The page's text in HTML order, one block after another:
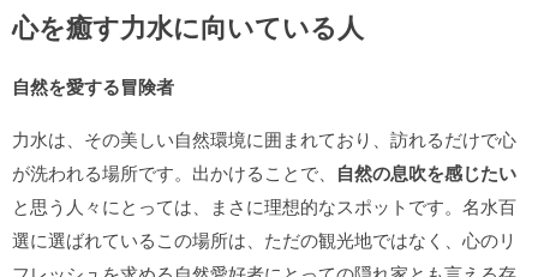
心を癒す力水に向いている人
自然を愛する冒険者
力水は、その美しい自然環境に囲まれており、訪れるだけで心
が洗われる場所です。出かけることで、 自然の息吹を感じたい
と思う人々にとっては、まさに理想的なスポットです。名水百
選に選ばれているこの場所は、ただの観光地ではなく、心のリ